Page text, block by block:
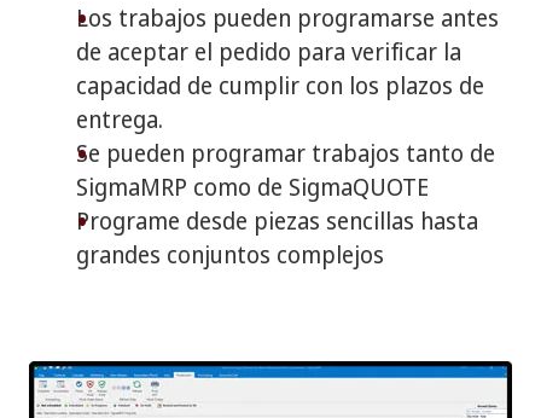
Los trabajos pueden programarse antes
de aceptar el pedido para verificar la
capacidad de cumplir con los plazos de
entrega.
Se pueden programar trabajos tanto de
SigmaMRP como de SigmaQUOTE
Programe desde piezas sencillas hasta
grandes conjuntos complejos